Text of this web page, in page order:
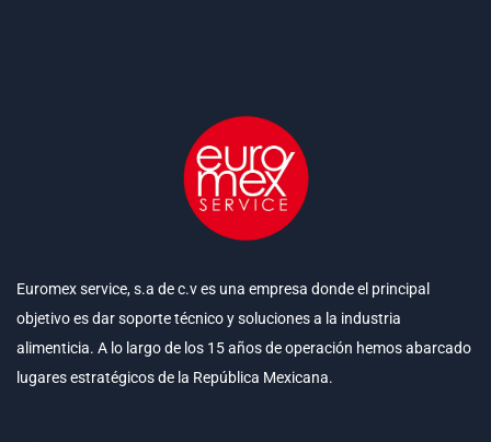
Euromex service, s.a de c.v es una empresa donde el principal
objetivo es dar soporte técnico y soluciones a la industria
alimenticia. A lo largo de los 15 años de operación hemos abarcado
lugares estratégicos de la República Mexicana.